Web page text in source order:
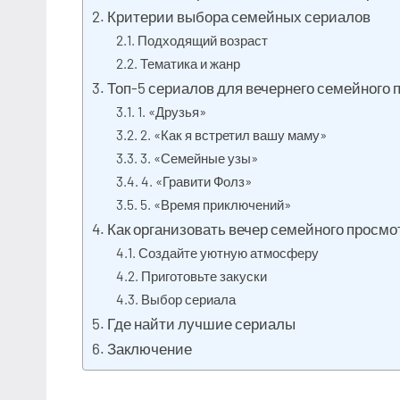
Критерии выбора семейных сериалов
Подходящий возраст
Тематика и жанр
Топ-5 сериалов для вечернего семейного
1. «Друзья»
2. «Как я встретил вашу маму»
3. «Семейные узы»
4. «Гравити Фолз»
5. «Время приключений»
Как организовать вечер семейного
Создайте уютную атмосферу
Приготовьте закуски
Выбор сериала
Где найти лучшие сериалы
Заключение